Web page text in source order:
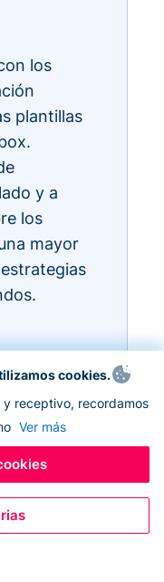
los
plantillas
y a
los
mayor
cookies.
receptivo, recordamos
Ver más